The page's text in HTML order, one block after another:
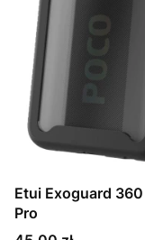
Etui Exoguard
Pro